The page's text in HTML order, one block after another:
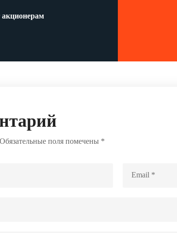
Обязательные поля помечены *